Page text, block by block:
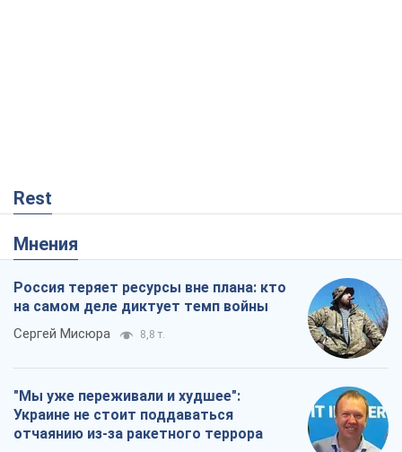
Rest
Мнения
Россия теряет ресурсы вне плана: кто
на самом деле диктует темп войны
Сергей Мисюра 8,8 т.
"Мы уже переживали и худшее":
Украине не стоит поддаваться
отчаянию из-за ракетного террора